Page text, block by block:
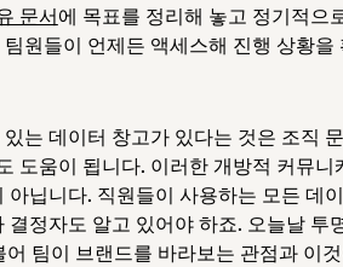
문서에 목표를 정리해 놓고 정기적으
원들이 언제든 액세스해 진행 상황을
는 데이터 창고가 있다는 것은 조직
도움이 됩니다. 이러한 개방적 커뮤니
닙니다. 직원들이 사용하는 모든 데
정자도 알고 있어야 하죠. 오늘날 투
팀이 브랜드를 바라보는 관점과 이